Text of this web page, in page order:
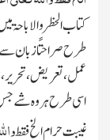
کتاب الحظر
طرح صراحتًا زبان
اسی طرح ہر وہ شے
غیبت حرام الخ فقط